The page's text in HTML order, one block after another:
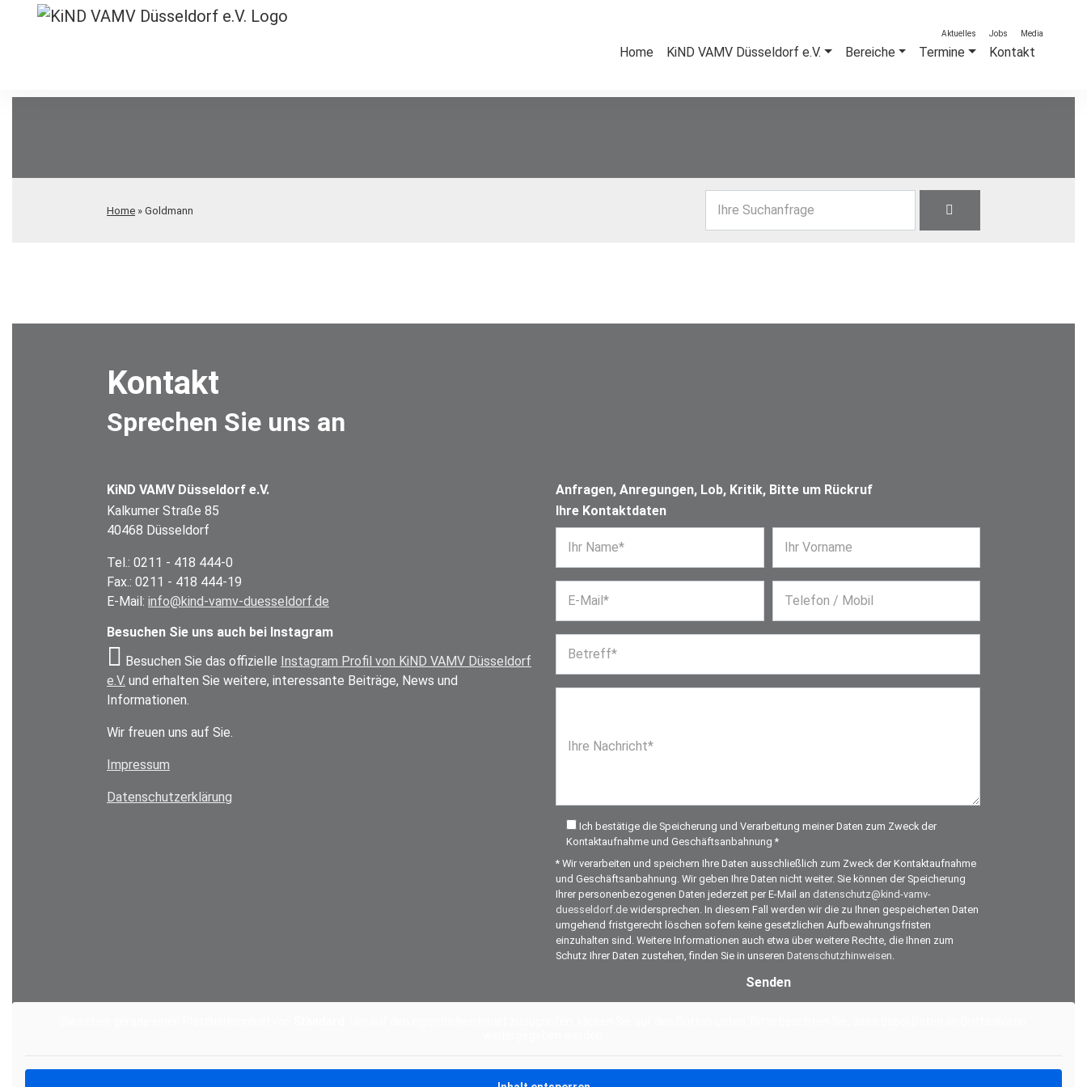
Home » Goldmann Ihre Suchanfrage
Kontakt
Sprechen Sie uns an
KiND VAMV Düsseldorf e.V.
Kalkumer Straße 85
40468 Düsseldorf
Tel.: 0211 - 418 444-0
Fax.: 0211 - 418 444-19
E-Mail: info@kind-vamv-duesseldorf.de
Besuchen Sie uns auch bei Instagram
Besuchen Sie das offizielle Instagram Profil von KiND VAMV Düsseldorf
e.V. und erhalten Sie weitere, interessante Beiträge, News und
Informationen.
Wir freuen uns auf Sie.
Impressum
Datenschutzerklärung
Anfragen, Anregungen, Lob, Kritik, Bitte um Rückruf
Ihre Kontaktdaten
Ihr Name* Ihr Vorname
E-Mail* Telefon / Mobil
Betreff*
Ihre Nachricht*
Ich bestätige die Speicherung und Verarbeitung meiner Daten zum Zweck der
Kontaktaufnahme und Geschäftsanbahnung *
* Wir verarbeiten und speichern Ihre Daten ausschließlich zum Zweck der Kontaktaufnahme
und Geschäftsanbahnung. Wir geben Ihre Daten nicht weiter. Sie können der Speicherung
Ihrer personenbezogenen Daten jederzeit per E-Mail an datenschutz@kind-vamv-
duesseldorf.de widersprechen. In diesem Fall werden wir die zu Ihnen gespeicherten Daten
umgehend fristgerecht löschen sofern keine gesetzlichen Aufbewahrungsfristen
einzuhalten sind. Weitere Informationen auch etwa über weitere Rechte, die Ihnen zum
Schutz Ihrer Daten zustehen, finden Sie in unseren Datenschutzhinweisen.
Aktuelles Jobs Media
Home KiND VAMV Düsseldorf e.V. Bereiche Termine Kontakt